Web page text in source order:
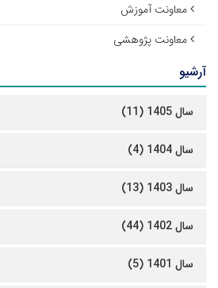
معاونت آموزش
معاونت پژوهشی
آرشیو
سال 1405 (11)
سال 1404 (4)
سال 1403 (13)
سال 1402 (44)
سال 1401 (5)